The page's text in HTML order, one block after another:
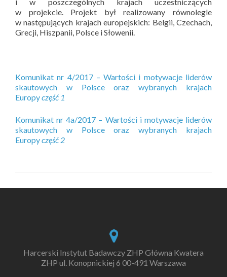
w projekcie. Projekt był realizowany równolegle
w następujących krajach europejskich: Belgii, Czechach,
Grecji, Hiszpanii, Polsce i Słowenii.
Komunikat nr 4/2017 – Wartości i motywacje liderów
skautowych w Polsce oraz wybranych krajach
Europyczęść 1
Komunikat nr 4a/2017 – Wartości i motywacje liderów
skautowych w Polsce oraz wybranych krajach
Europyczęść 2
Harcerski Instytut Badawczy ZHP Główna Kwatera
ZHP ul. Konopnickiej 6 00-491 Warszawa